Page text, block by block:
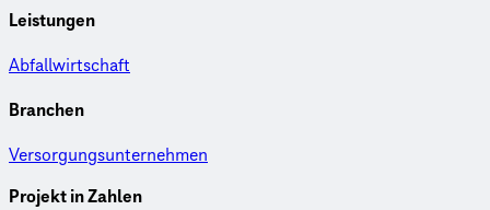
Leistungen
Abfallwirtschaft
Branchen
Versorgungsunternehmen
Projekt in Zahlen